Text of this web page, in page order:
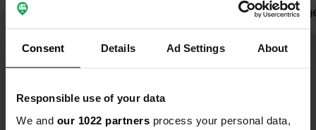
Consent Details Ad Settings About
Responsible use of your data
We and our 1022 partners process your personal data,
terug want de omgeving leent zich
stroom en
Ben jij hier geweest?